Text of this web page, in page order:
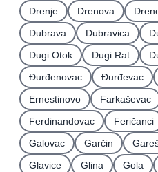
Drenje
Drenova
Dubrava
Dubravica
Dugi Otok
Dugi Rat
Ðurđenovac
Ðurđevac
Ernestinovo
Farkaševac
Ferdinandovac
Feričanci
Galovac
Garčin
Glavice
Glina Gola